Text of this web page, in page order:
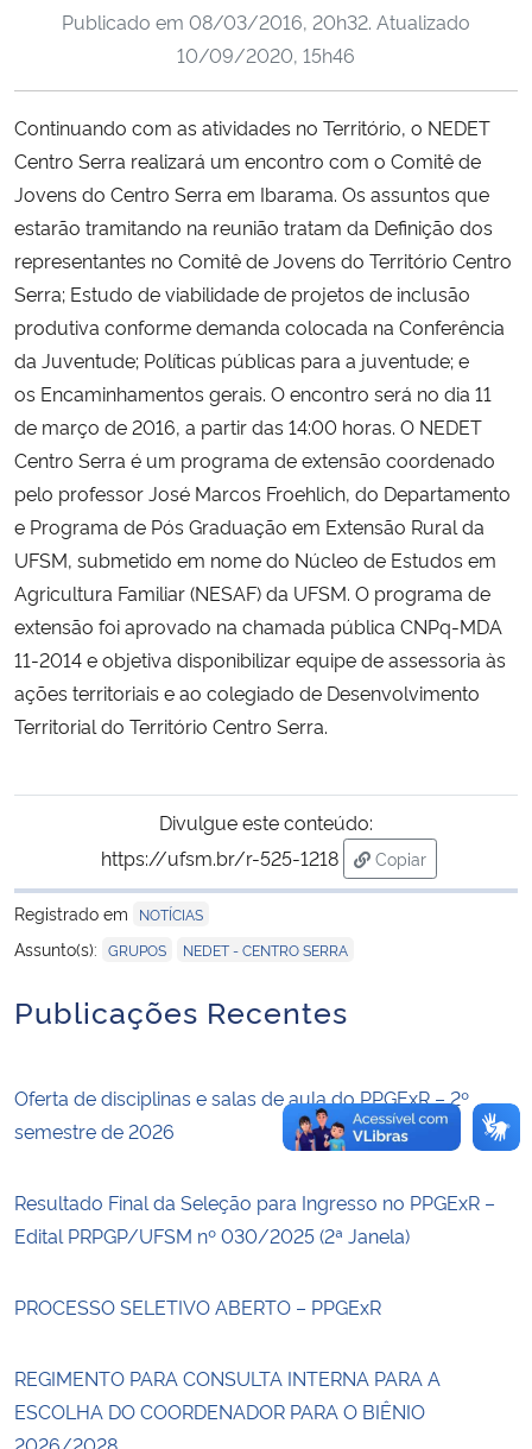
Ministério da Cidadania
Ministério da Ciência, Tecnologia, Inovações e Comunicações
Ministério do Meio Ambiente
Ministério do Turismo
Ministério do Desenvolvimento Regional
Controladoria-Geral da União
Ministério da Mulher, da Família e dos Direitos Humanos
Secretaria-Geral
Secretaria de Governo
Gabinete de Segurança Institucional
Publicado em 08/03/2016, 20h32. Atualizado
10/09/2020, 15h46
Continuando com as atividades no Território, o NEDET
Centro Serra realizará um encontro com o Comitê de
Jovens do Centro Serra em Ibarama. Os assuntos que
estarão tramitando na reunião tratam da Definição dos
representantes no Comitê de Jovens do Território Centro
Serra; Estudo de viabilidade de projetos de inclusão
produtiva conforme demanda colocada na Conferência
da Juventude; Políticas públicas para a juventude; e
os Encaminhamentos gerais. O encontro será no dia 11
de março de 2016, a partir das 14:00 horas. O NEDET
Centro Serra é um programa de extensão coordenado
pelo professor José Marcos Froehlich, do Departamento
e Programa de Pós Graduação em Extensão Rural da
UFSM, submetido em nome do Núcleo de Estudos em
Agricultura Familiar (NESAF) da UFSM. O programa de
extensão foi aprovado na chamada pública CNPq-MDA
11-2014 e objetiva disponibilizar equipe de assessoria às
ações territoriais e ao colegiado de Desenvolvimento
Territorial do Território Centro Serra.
Divulgue este conteúdo:
https://ufsm.br/r-525-1218
Copiar
para área de
Registrado em
NOTÍCIAS
Assunto(s): GRUPOS NEDET - CENTRO SERRA
Publicações Recentes
Oferta de disciplinas e salas de aula do PPGExR – 2º
semestre de 2026
Resultado Final da Seleção para Ingresso no PPGExR –
Edital PRPGP/UFSM nº 030/2025 (2ª Janela)
PROCESSO SELETIVO ABERTO – PPGExR
REGIMENTO PARA CONSULTA INTERNA PARA A
ESCOLHA DO COORDENADOR PARA O BIÊNIO
2026/2028